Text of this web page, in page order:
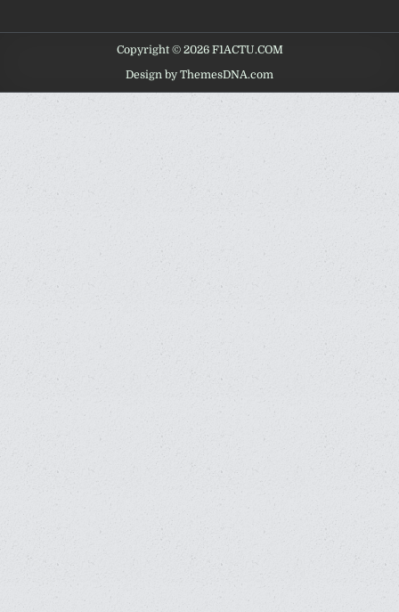
Copyright © 2026 F1ACTU.COM
Design by ThemesDNA.com